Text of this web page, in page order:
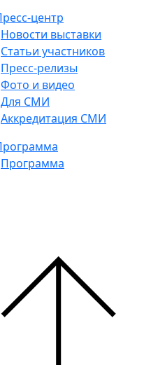
центр
Новости выставки
Статьи участников
Пресс-релизы
Фото и видео
Для СМИ
Аккредитация СМИ
Программа